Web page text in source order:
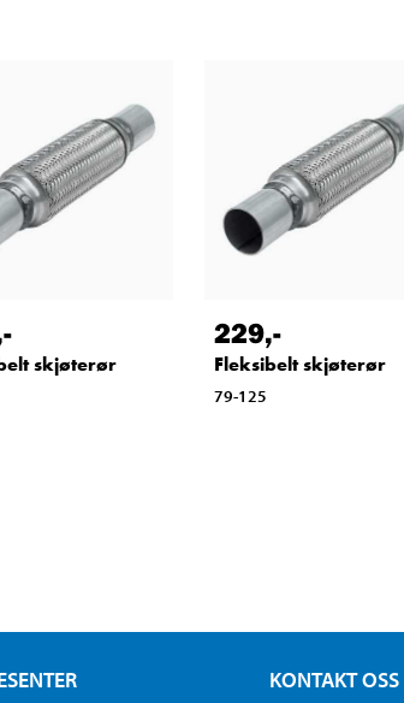
skjøterør
229,-
Fleksibelt skjøterør
79-125
KONTAKT OSS